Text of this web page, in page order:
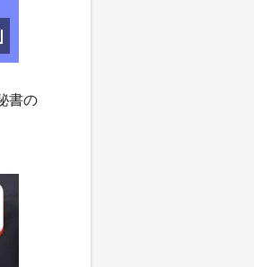
書の